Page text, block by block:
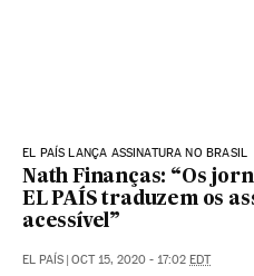
EL PAÍS LANÇA ASSINATURA NO BRASIL
Nath Finanças: “Os
EL PAÍS traduzem os
acessível”
EL PAÍS OCT 15, 2020 - 17:02 EDT